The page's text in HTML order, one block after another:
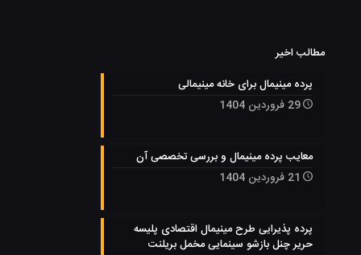
مطالب اخیر
پرده مینیمال برای خانه مینیمالی
29 فروردین 1404
معایب پرده مینیمال و بررسی تخصصی آن
21 فروردین 1404
پرده پذیرایی طرح مینیمال اقتصادی پلیسه
حریر چنل بازشو سینمایی مخمل بریلنت